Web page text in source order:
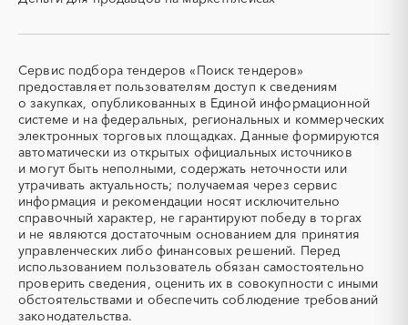
ТЭН
(Теплоэлектронагреватель)
УДС (установки
депарафинизации скважин)
УКПГ
ЯТЭК
Аварийные работы
Авиаперевозка
Авиационные работы
Авиационные работы
вертолетами
Автобус
Автовозы
Автогрейдер
Автозапчасти
Автоматизация
Автомобили
Автомобильные весы
Авторский надзор
Автотранспорт
Автоцистерны пожарные
Адсорбенты
Краснодарский край
Красноярский край
Крым
Курганская область
Курская область
Ленинградская область
Липецкая область
Магаданская область
Марий Эл
Мордовия
Московская область
Мурманская область
Ненецкий AО
Нижегородская область
Новгородская область
Новосибирская область
Омская область
Оренбургская область
Орловская область
Пензенская область
Пермский край
Приморский край
Сервис подбора тендеров «Поиск тендеров»
предоставляет пользователям доступ к сведениям
о закупках, опубликованных в Единой информационной
системе и на федеральных, региональных и коммерческих
электронных торговых площадках. Данные формируются
автоматически из открытых официальных источников
и могут быть неполными, содержать неточности или
утрачивать актуальность; получаемая через сервис
информация и рекомендации носят исключительно
справочный характер, не гарантируют победу в торгах
и не являются достаточным основанием для принятия
управленческих либо финансовых решений. Перед
использованием пользователь обязан самостоятельно
проверить сведения, оценить их в совокупности с иными
обстоятельствами и обеспечить соблюдение требований
законодательства.